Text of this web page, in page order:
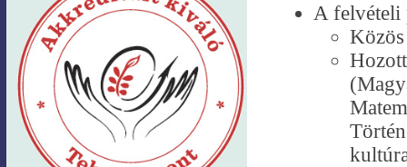
A felvételi